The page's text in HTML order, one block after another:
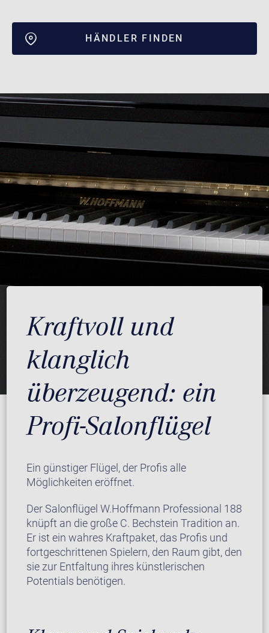
HÄNDLER FINDEN
Kraftvoll und
klanglich
überzeugend: ein
Profi-Salonflügel
Ein günstiger Flügel, der Profis alle
Möglichkeiten eröffnet.
Der Salonflügel W.Hoffmann Professional 188
knüpft an die große C. Bechstein Tradition an.
Er ist ein wahres Kraftpaket, das Profis und
fortgeschrittenen Spielern, den Raum gibt, den
sie zur Entfaltung ihres künstlerischen
Potentials benötigen.